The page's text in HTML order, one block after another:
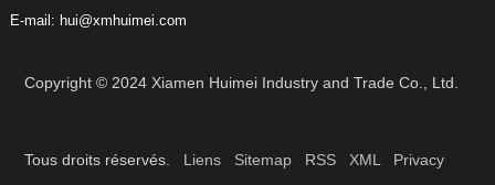
E-mail: hui@xmhuimei.com
Copyright © 2024 Xiamen Huimei Industry and Trade Co., Ltd.
Tous droits réservés. Liens Sitemap RSS XML Privacy